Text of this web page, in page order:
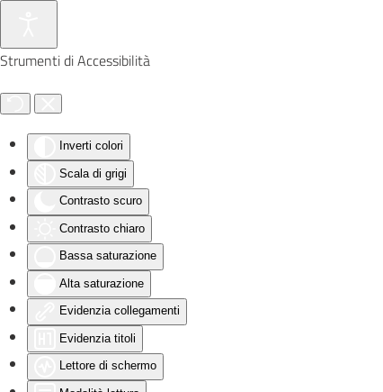
Strumenti di Accessibilità
Inverti colori
Scala di grigi
Contrasto scuro
Contrasto chiaro
Bassa saturazione
Alta saturazione
Evidenzia collegamenti
Evidenzia titoli
Lettore di schermo
Skip to main content